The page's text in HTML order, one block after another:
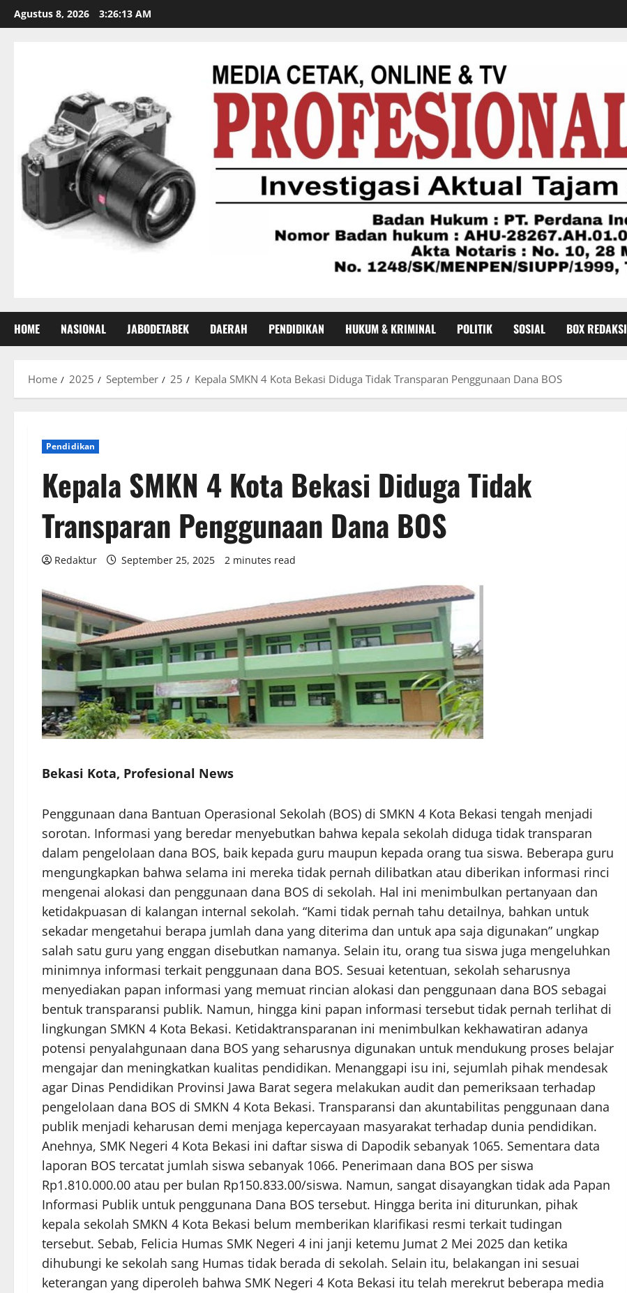
Agustus 8, 2026 3:26:13 AM
HOME NASIONAL JABODETABEK DAERAH PENDIDIKAN HUKUM & KRIMINAL POLITIK SOSIAL BOX REDAKSI
Home 2025 September 25 Kepala SMKN 4 Kota Bekasi Diduga Tidak Transparan Penggunaan Dana BOS
Pendidikan
Kepala SMKN 4 Kota Bekasi Diduga Tidak
Transparan Penggunaan Dana BOS
Redaktur September 25, 2025 2 minutes read
Bekasi Kota, Profesional News
Penggunaan dana Bantuan Operasional Sekolah (BOS) di SMKN 4 Kota Bekasi tengah menjadi
sorotan. Informasi yang beredar menyebutkan bahwa kepala sekolah diduga tidak transparan
dalam pengelolaan dana BOS, baik kepada guru maupun kepada orang tua siswa. Beberapa guru
mengungkapkan bahwa selama ini mereka tidak pernah dilibatkan atau diberikan informasi rinci
mengenai alokasi dan penggunaan dana BOS di sekolah. Hal ini menimbulkan pertanyaan dan
ketidakpuasan di kalangan internal sekolah. “Kami tidak pernah tahu detailnya, bahkan untuk
sekadar mengetahui berapa jumlah dana yang diterima dan untuk apa saja digunakan” ungkap
salah satu guru yang enggan disebutkan namanya. Selain itu, orang tua siswa juga mengeluhkan
minimnya informasi terkait penggunaan dana BOS. Sesuai ketentuan, sekolah seharusnya
menyediakan papan informasi yang memuat rincian alokasi dan penggunaan dana BOS sebagai
bentuk transparansi publik. Namun, hingga kini papan informasi tersebut tidak pernah terlihat di
lingkungan SMKN 4 Kota Bekasi. Ketidaktransparanan ini menimbulkan kekhawatiran adanya
potensi penyalahgunaan dana BOS yang seharusnya digunakan untuk mendukung proses belajar
mengajar dan meningkatkan kualitas pendidikan. Menanggapi isu ini, sejumlah pihak mendesak
agar Dinas Pendidikan Provinsi Jawa Barat segera melakukan audit dan pemeriksaan terhadap
pengelolaan dana BOS di SMKN 4 Kota Bekasi. Transparansi dan akuntabilitas penggunaan dana
publik menjadi keharusan demi menjaga kepercayaan masyarakat terhadap dunia pendidikan.
Anehnya, SMK Negeri 4 Kota Bekasi ini daftar siswa di Dapodik sebanyak 1065. Sementara data
laporan BOS tercatat jumlah siswa sebanyak 1066. Penerimaan dana BOS per siswa
Rp1.810.000.00 atau per bulan Rp150.833.00/siswa. Namun, sangat disayangkan tidak ada Papan
Informasi Publik untuk penggunana Dana BOS tersebut. Hingga berita ini diturunkan, pihak
kepala sekolah SMKN 4 Kota Bekasi belum memberikan klarifikasi resmi terkait tudingan
tersebut. Sebab, Felicia Humas SMK Negeri 4 ini janji ketemu Jumat 2 Mei 2025 dan ketika
dihubungi ke sekolah sang Humas tidak berada di sekolah. Selain itu, belakangan ini sesuai
keterangan yang diperoleh bahwa SMK Negeri 4 Kota Bekasi itu telah merekrut beberapa media